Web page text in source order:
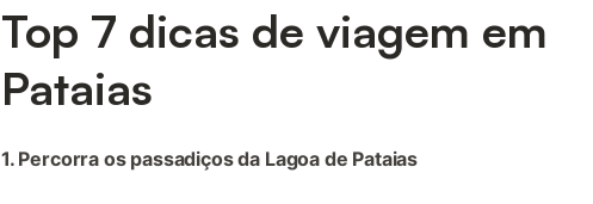
Top 7 dicas de viagem em
Pataias
1. Percorra os passadiços da Lagoa de Pataias